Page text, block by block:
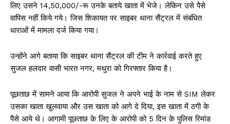
लिए उसने 14,50,000/-रू उनके बताये खाता में भेजे। लेकिन उसे पैसे
वापिस नहीं किये गये। जिस शिकायत पर साइबर थाना सैंट्रल में संबंधित
धाराओं में मामला दर्ज किया गया।
उन्होंने आगे बताया कि साइबर थाना सैंट्रल की टीम ने कार्रवाई करते हुए
सुजल हलदार वासी भारत नगर, मथुरा को गिरफ्तार किया है।
पूछताछ में सामने आया कि आरोपी सुजल ने अपने भाई के नाम से SIM लेकर
उसका खाता खुलवाया और उस खाता को आगे दे दिया, इस खाता में ठगी के
पैसे आये थे। आगामी पूछताछ के लिए के आरोपी को 5 दिन के पुलिस रिमांड